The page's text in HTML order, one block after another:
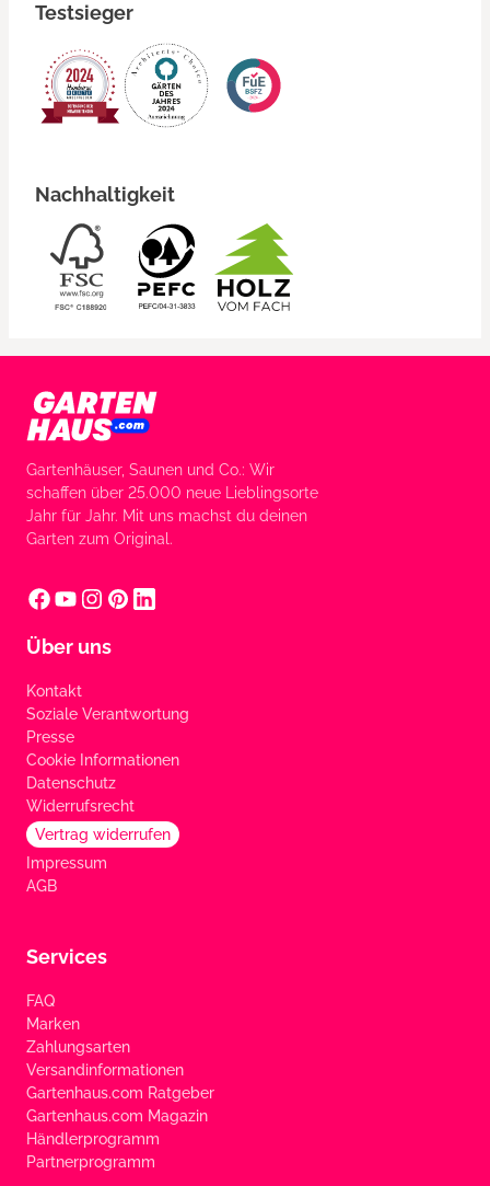
Testsieger
Nachhaltigkeit
Gartenhäuser, Saunen und Co.: Wir
schaffen über 25.000 neue Lieblingsorte
Jahr für Jahr. Mit uns machst du deinen
Garten zum Original.
Über uns
Kontakt
Soziale Verantwortung
Presse
Cookie Informationen
Datenschutz
Widerrufsrecht
Vertrag widerrufen
Impressum
AGB
Services
FAQ
Marken
Zahlungsarten
Versandinformationen
Gartenhaus.com Ratgeber
Gartenhaus.com Magazin
Händlerprogramm
Partnerprogramm